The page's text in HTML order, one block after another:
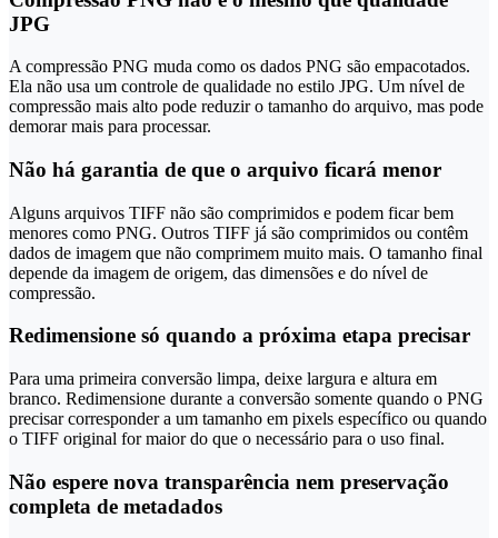
JPG
A compressão PNG muda como os dados PNG são empacotados.
Ela não usa um controle de qualidade no estilo JPG. Um nível de
compressão mais alto pode reduzir o tamanho do arquivo, mas pode
demorar mais para processar.
Não há garantia de que o arquivo ficará menor
Alguns arquivos TIFF não são comprimidos e podem ficar bem
menores como PNG. Outros TIFF já são comprimidos ou contêm
dados de imagem que não comprimem muito mais. O tamanho final
depende da imagem de origem, das dimensões e do nível de
compressão.
Redimensione só quando a próxima etapa precisar
Para uma primeira conversão limpa, deixe largura e altura em
branco. Redimensione durante a conversão somente quando o PNG
precisar corresponder a um tamanho em pixels específico ou quando
o TIFF original for maior do que o necessário para o uso final.
Não espere nova transparência nem preservação
completa de metadados